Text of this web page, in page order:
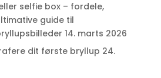
selfie box – fordele,
guide til
14. marts 2026
dit første bryllup 24.